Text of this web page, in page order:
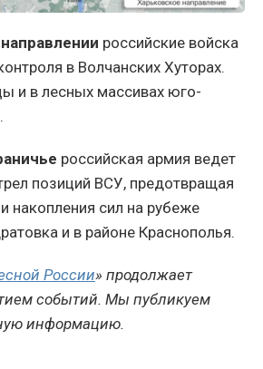
российские войска
в Волчанских Хуторах.
и в лесных массивах юго-
российская армия ведет
позиций ВСУ, предотвращая
накопления сил на рубеже
и в районе Краснополья.
России» продолжает
событий. Мы публикуем
информацию.